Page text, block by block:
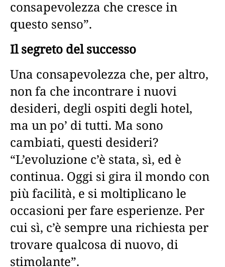
consapevolezza che cresce in
questo senso”.
Il segreto del successo
Una consapevolezza che, per altro,
non fa che incontrare i nuovi
desideri, degli ospiti degli hotel,
ma un po’ di tutti. Ma sono
cambiati, questi desideri?
“L’evoluzione c’è stata, sì, ed è
continua. Oggi si gira il mondo con
più facilità, e si moltiplicano le
occasioni per fare esperienze. Per
cui sì, c’è sempre una richiesta per
trovare qualcosa di nuovo, di
stimolante”.